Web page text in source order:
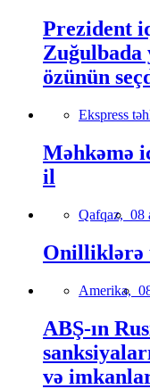
Prezident
Zuğulbada
özünün
Ekspress
Məhkəmə
il
Qafqaz, 08
Onilliklərə
Amerika,
ABŞ-ın
və